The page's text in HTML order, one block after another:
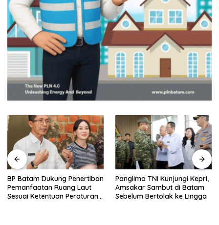
BP Batam Dukung Penertiban
Pemanfaatan Ruang Laut
Sesuai Ketentuan Peraturan
Panglima TNI Kunjungi Kepri,
Amsakar Sambut di Batam
Sebelum Bertolak ke Lingga